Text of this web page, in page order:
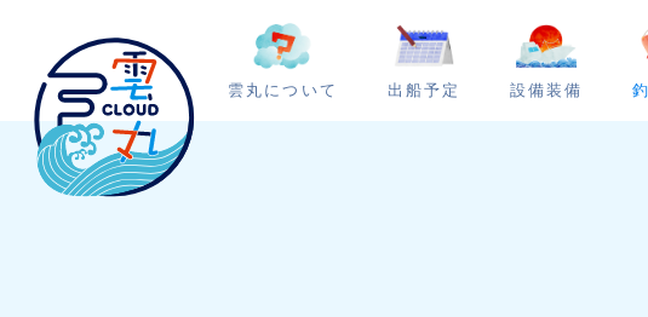
雲丸について 出船予定 設備装備